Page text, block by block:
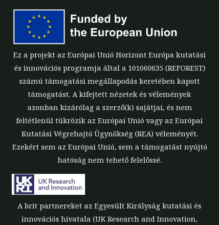
Ez a projekt az Európai Unió Horizont Európa kutatási
és innovációs programja által a 101060635 (REFOREST)
számú támogatási megállapodás keretében kapott
támogatást. A kifejtett nézetek és vélemények
azonban kizárólag a szerző(k) sajátjai, és nem
feltétlenül tükrözik az Európai Unió vagy az Európai
Kutatási Végrehajtó Ügynökség (REA) véleményét.
Ezekért sem az Európai Unió, sem a támogatást nyújtó
hatóság nem tehető felelőssé.
A brit partnereket az Egyesült Királyság kutatási és
innovációs hivatala (UK Research and Innovation,